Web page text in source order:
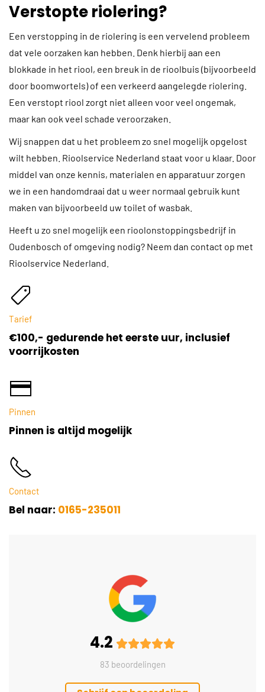
Verstopte riolering?
Een verstopping in de riolering is een vervelend probleem
dat vele oorzaken kan hebben. Denk hierbij aan een
blokkade in het riool, een breuk in de rioolbuis (bijvoorbeeld
door boomwortels) of een verkeerd aangelegde riolering.
Een verstopt riool zorgt niet alleen voor veel ongemak,
maar kan ook veel schade veroorzaken.
Wij snappen dat u het probleem zo snel mogelijk opgelost
wilt hebben. Rioolservice Nederland staat voor u klaar. Door
middel van onze kennis, materialen en apparatuur zorgen
we in een handomdraai dat u weer normaal gebruik kunt
maken van bijvoorbeeld uw toilet of wasbak.
Heeft u zo snel mogelijk een rioolonstoppingsbedrijf in
Oudenbosch of omgeving nodig? Neem dan contact op met
Rioolservice Nederland.
Tarief
€100,- gedurende het eerste uur, inclusief
voorrijkosten
Pinnen
Pinnen is altijd mogelijk
Contact
Bel naar: 0165-235011
4.2
83 beoordelingen